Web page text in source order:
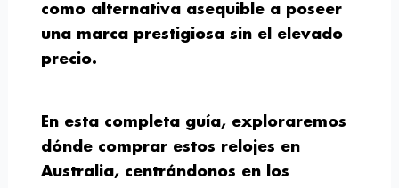
como alternativa asequible a poseer
una marca prestigiosa sin el elevado
precio.
En esta completa guía, exploraremos
dónde comprar estos relojes en
Australia, centrándonos en los